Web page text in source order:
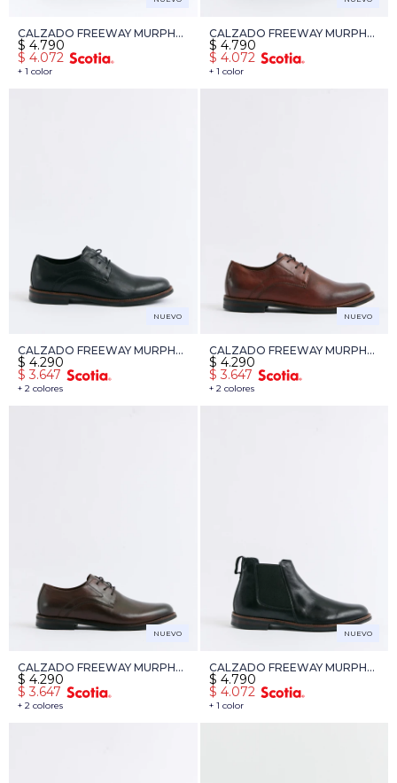
CALZADO FREEWAY MURPHY
03 - NEGRO
+ 1 color
$ 4.790
$ 4.072
CALZADO FREEWAY MURPHY
03 - MARRON
+ 1 color
$ 4.790
$ 4.072
NUEVO
CALZADO FREEWAY MURPHY
01 - NEGRO
+ 2 colores
$ 4.290
$ 3.647
NUEVO
CALZADO FREEWAY MURPHY
01 - CAMEL
+ 2 colores
$ 4.290
$ 3.647
NUEVO
CALZADO FREEWAY MURPHY
01 - MARRON
+ 2 colores
$ 4.290
$ 3.647
NUEVO
CALZADO FREEWAY MURPHY
02 - NEGRO
+ 1 color
$ 4.790
$ 4.072